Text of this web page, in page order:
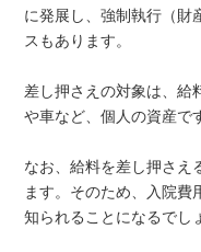
に発展し、強制執行（財
スもあります。
差し押さえの対象は、給
や車など、個人の資産で
なお、給料を差し押さえ
ます。そのため、入院費
知られることになるでし